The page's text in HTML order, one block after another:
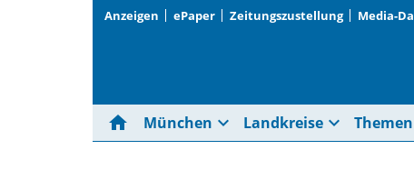
Anzeigen ePaper Zeitungszustellung Media-
home München expand_more Landkreise expand_more Themen